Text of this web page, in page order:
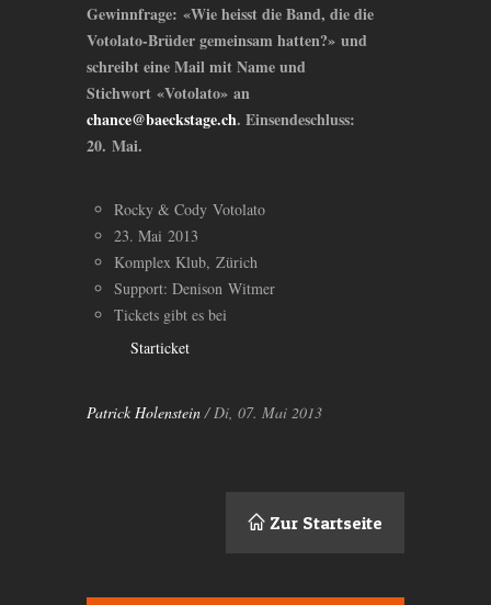
Gewinnfrage: «Wie heisst die Band, die die
Votolato-Brüder gemeinsam hatten?» und
schreibt eine Mail mit Name und
Stichwort «Votolato» an
chance@baeckstage.ch. Einsendeschluss:
20. Mai.
Rocky & Cody Votolato
23. Mai 2013
Komplex Klub, Zürich
Support: Denison Witmer
Tickets gibt es bei
Starticket
Patrick Holenstein / Di, 07. Mai 2013
Zur Startseite